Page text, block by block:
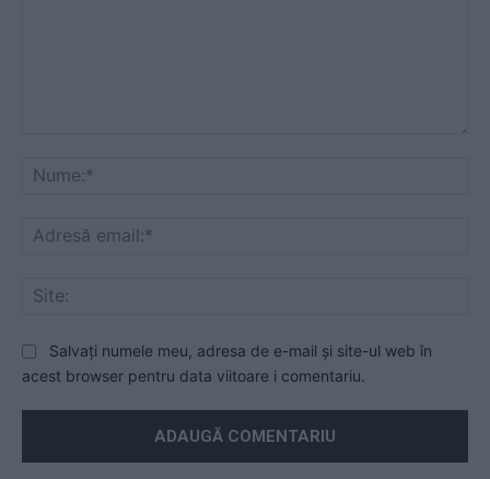
Salvați numele meu, adresa de e-mail și site-ul web în
acest browser pentru data viitoare i comentariu.